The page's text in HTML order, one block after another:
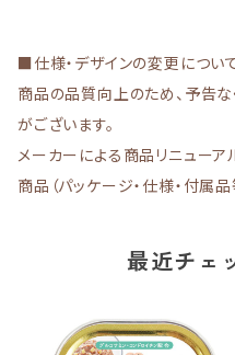
■仕様・デザインの変更につい
商品の品質向上のため、予告
がございます。
メーカーによる商品リニュー
商品（パッケージ・仕様・付属
最近チェ